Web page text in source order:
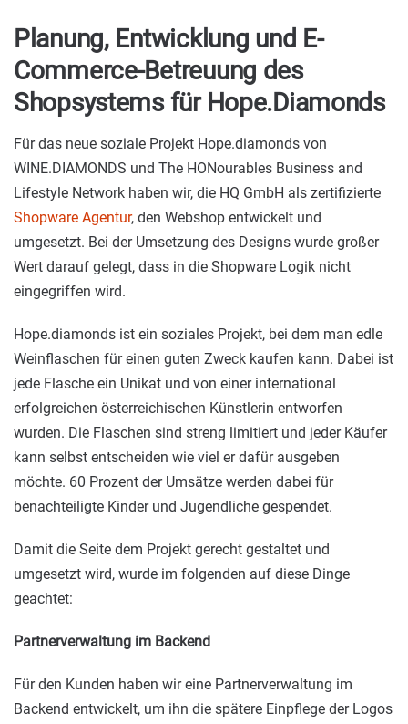
Planung, Entwicklung und E-
Commerce-Betreuung des
Shopsystems für Hope.Diamonds
Für das neue soziale Projekt Hope.diamonds von
WINE.DIAMONDS und The HONourables Business and
Lifestyle Network haben wir, die HQ GmbH als zertifizierte
Shopware Agentur, den Webshop entwickelt und
umgesetzt. Bei der Umsetzung des Designs wurde großer
Wert darauf gelegt, dass in die Shopware Logik nicht
eingegriffen wird.
Hope.diamonds ist ein soziales Projekt, bei dem man edle
Weinflaschen für einen guten Zweck kaufen kann. Dabei ist
jede Flasche ein Unikat und von einer international
erfolgreichen österreichischen Künstlerin entworfen
wurden. Die Flaschen sind streng limitiert und jeder Käufer
kann selbst entscheiden wie viel er dafür ausgeben
möchte. 60 Prozent der Umsätze werden dabei für
benachteiligte Kinder und Jugendliche gespendet.
Damit die Seite dem Projekt gerecht gestaltet und
umgesetzt wird, wurde im folgenden auf diese Dinge
geachtet:
Partnerverwaltung im Backend
Für den Kunden haben wir eine Partnerverwaltung im
Backend entwickelt, um ihn die spätere Einpflege der Logos